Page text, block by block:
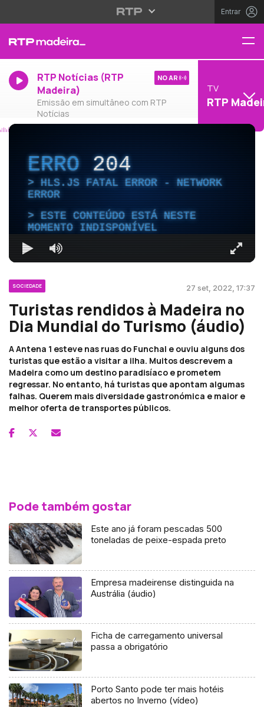
Entrar
RTP Notícias (RTP
Madeira)
Emissão em simultâneo com RTP
Notícias
NO AR
TV
RTP
ERRO204
HLS.JS FATAL ERROR - NETWORK
ERROR
ESTE CONTEÚDO ESTÁ NESTE
MOMENTO INDISPONÍVEL
SOCIEDADE 27 set, 2022, 17:37
Turistas rendidos à Madeira no
Dia Mundial do Turismo (áudio)
A Antena 1 esteve nas ruas do Funchal e ouviu alguns dos
turistas que estão a visitar a ilha. Muitos descrevem a
Madeira como um destino paradisíaco e prometem
regressar. No entanto, há turistas que apontam algumas
falhas. Querem mais diversidade gastronómica e maior e
melhor oferta de transportes públicos.
Pode também gostar
Este ano já foram pescadas 500
toneladas de peixe-espada preto
Empresa madeirense distinguida na
Austrália (áudio)
Ficha de carregamento universal
passa a obrigatório
Porto Santo pode ter mais hotéis
abertos no Inverno (vídeo)